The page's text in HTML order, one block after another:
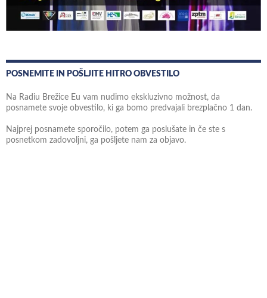
POSNEMITE IN POŠLJITE HITRO OBVESTILO
Na Radiu Brežice Eu vam nudimo ekskluzivno možnost, da
posnamete svoje obvestilo, ki ga bomo predvajali brezplačno 1 dan.
Najprej posnamete sporočilo, potem ga poslušate in če ste s
posnetkom zadovoljni, ga pošljete nam za objavo.